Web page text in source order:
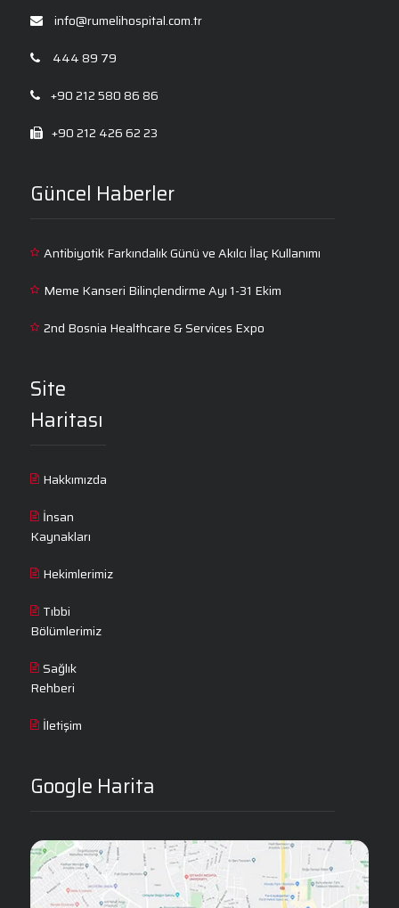
info@rumelihospital.com.tr
444 89 79
+90 212 580 86 86
+90 212 426 62 23
Güncel Haberler
Antibiyotik Farkındalık Günü ve Akılcı İlaç Kullanımı
Meme Kanseri Bilinçlendirme Ayı 1-31 Ekim
2nd Bosnia Healthcare & Services Expo
Site
Haritası
Hakkımızda
İnsan
Kaynakları
Hekimlerimiz
Tıbbi
Bölümlerimiz
Sağlık
Rehberi
İletişim
Google Harita